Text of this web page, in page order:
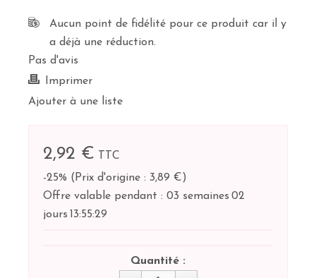
Aucun point de fidélité pour ce produit car il y
a déjà une réduction.
Pas d'avis
Imprimer
Ajouter à une liste
2,92 €
TTC
-25% ( Prix d'origine : 3,89 €)
Offre valable pendant : 03 semaines 02
jours 13:55:29
Quantité :